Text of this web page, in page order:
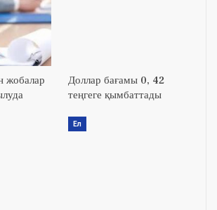
жобалар
Доллар бағамы 0, 42
теңгеге қымбаттады
Ел